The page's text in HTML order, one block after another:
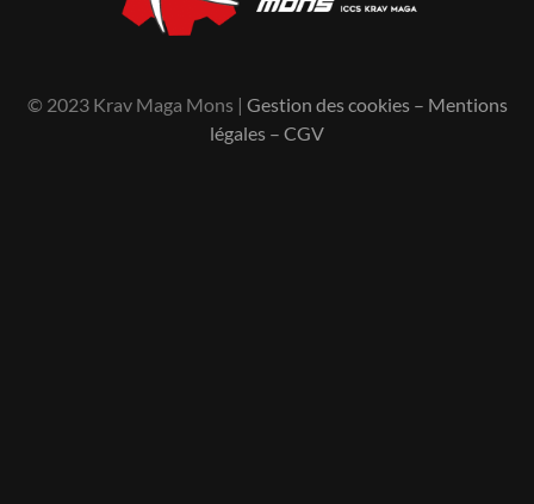
© 2023 Krav Maga Mons | Gestion des cookies– Mentions
légales – CGV